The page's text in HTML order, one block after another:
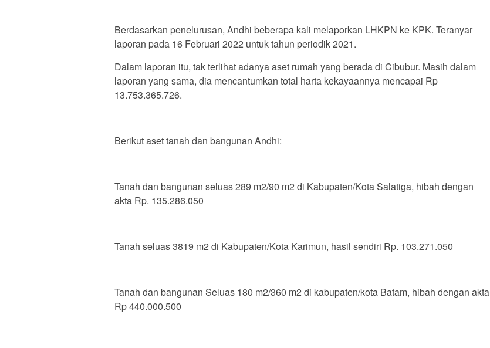
Berdasarkan penelurusan, Andhi beberapa kali melaporkan LHKPN ke KPK. Teranyar
laporan pada 16 Februari 2022 untuk tahun periodik 2021.
Dalam laporan itu, tak terlihat adanya aset rumah yang berada di Cibubur. Masih dalam
laporan yang sama, dia mencantumkan total harta kekayaannya mencapai Rp
13.753.365.726.
Berikut aset tanah dan bangunan Andhi:
Tanah dan bangunan seluas 289 m2/90 m2 di Kabupaten/Kota Salatiga, hibah dengan
akta Rp. 135.286.050
Tanah seluas 3819 m2 di Kabupaten/Kota Karimun, hasil sendiri Rp. 103.271.050
Tanah dan bangunan Seluas 180 m2/360 m2 di kabupaten/kota Batam, hibah dengan akta
Rp 440.000.500